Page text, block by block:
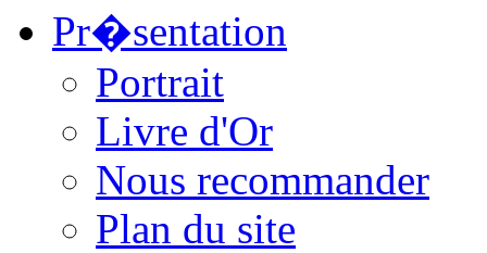
Pr�sentation
Portrait
Livre d'Or
Nous recommander
Plan du site